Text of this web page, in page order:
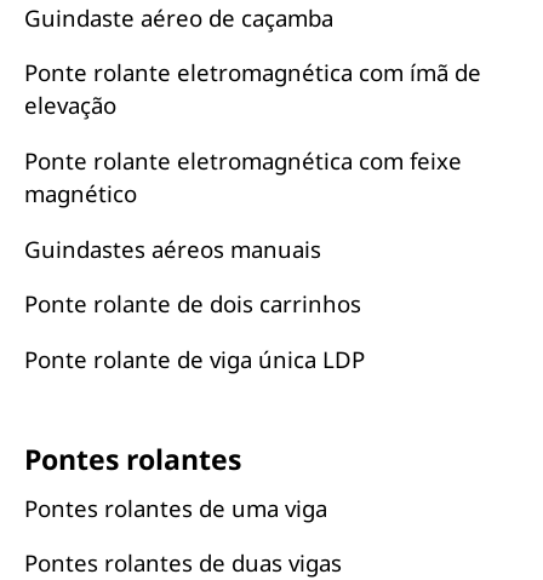
Guindaste aéreo de caçamba
Ponte rolante eletromagnética com ímã de
elevação
Ponte rolante eletromagnética com feixe
magnético
Guindastes aéreos manuais
Ponte rolante de dois carrinhos
Ponte rolante de viga única LDP
Pontes rolantes
Pontes rolantes de uma viga
Pontes rolantes de duas vigas